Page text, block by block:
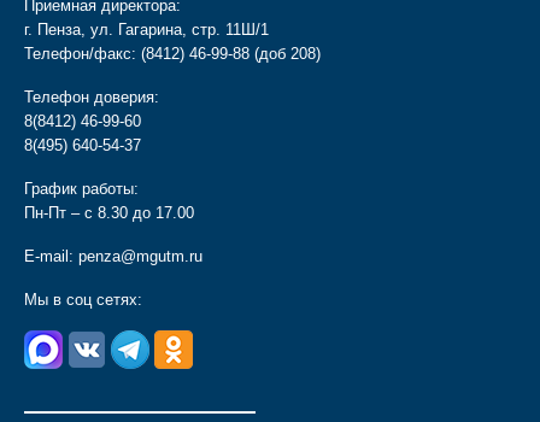
Приемная директора:
г. Пенза, ул. Гагарина, стр. 11Ш/1
Телефон/факс: (8412) 46-99-88 (доб 208)
Телефон доверия:
8(8412) 46-99-60
8(495) 640-54-37
График работы:
Пн-Пт – с 8.30 до 17.00
E-mail: penza@mgutm.ru
Мы в соц сетях: